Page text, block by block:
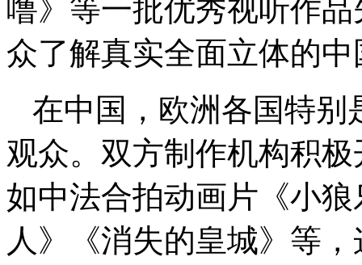
噜》等一批优秀视听作
众了解真实全面立体的中
在中国，欧洲各国特别
观众。双方制作机构积
如中法合拍动画片《小
人》《消失的皇城》等